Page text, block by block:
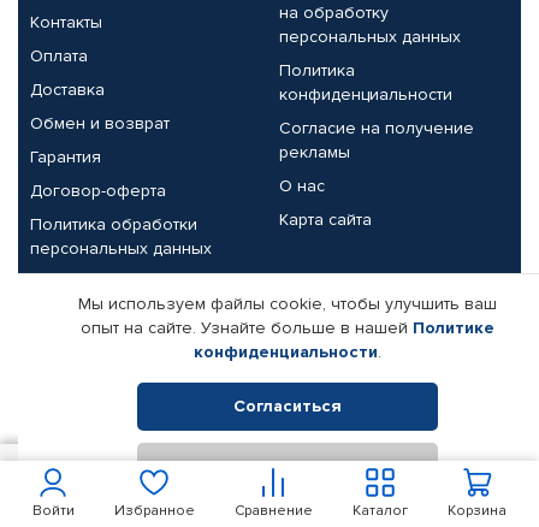
Войти Избранное Сравнение Корзина
Каталог
Контакты
Оплата
Доставка
Обмен и возврат
Гарантия
Договор-оферта
Политика обработки
персональных данных
на обработку
персональных данных
Политика
конфиденциальности
Согласие на получение
рекламы
О нас
Карта сайта
Партнерам
Корпоративным клиентам
Поставщикам
Реквизиты компании
© КАМАЗ ЦЕНТР ДОНЕЦК, 2015-2026. Все права защищены.
Интернет-магазин автомобильных товаров Автопрофи.
Мы используем файлы cookie, чтобы улучшить ваш
опыт на сайте. Узнайте больше в нашей Политике
конфиденциальности.
Согласиться
Отклонить
1 050 В корзину